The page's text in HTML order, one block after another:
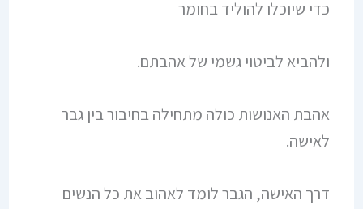
כדי שיוכלו להוליד בחומר
ולהביא לביטוי גשמי של אהבתם.
אהבת האנושות כולה מתחילה בחיבור בין גבר
לאישה.
דרך האישה, הגבר לומד לאהוב את כל הנשים